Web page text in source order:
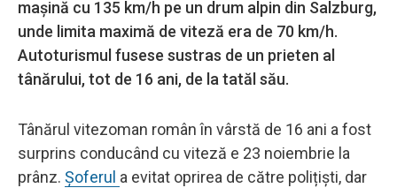
mașină cu 135 km/h pe un drum alpin din Salzburg,
unde limita maximă de viteză era de 70 km/h.
Autoturismul fusese sustras de un prieten al
tânărului, tot de 16 ani, de la tatăl său.
Tânărul vitezoman român în vârstă de 16 ani a fost
surprins conducând cu viteză e 23 noiembrie la
prânz. Șoferul a evitat oprirea de către polițiști, dar